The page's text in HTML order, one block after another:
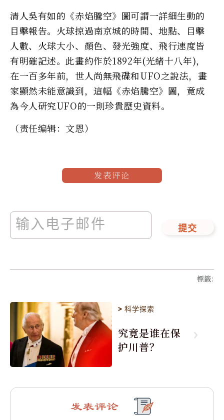
清人吳有如的《赤焰騰空》圖可謂一詳細生動的
目擊報告。火球掠過南京城的時間、地點、目擊
人數、火球大小、顏色、發光強度、飛行速度皆
有明確記述。此畫約作於1892年(光緒十八年)，
在一百多年前，世人尚無飛碟和UFO之說法，畫
家顯然未能意識到，這幅《赤焰騰空》圖，竟成
為今人研究UFO的一則珍貴歷史資料。
（责任编辑：文恩）
发表评论
提交
標籤:
>科学探索
究竟是谁在保
护川普？
发表评论